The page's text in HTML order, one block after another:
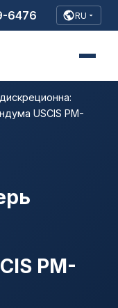
6476 RU
USCIS PM-
PM-